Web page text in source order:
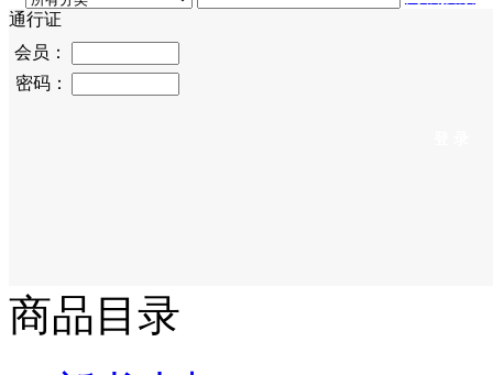
通行证
会员：
密码：
商品目录